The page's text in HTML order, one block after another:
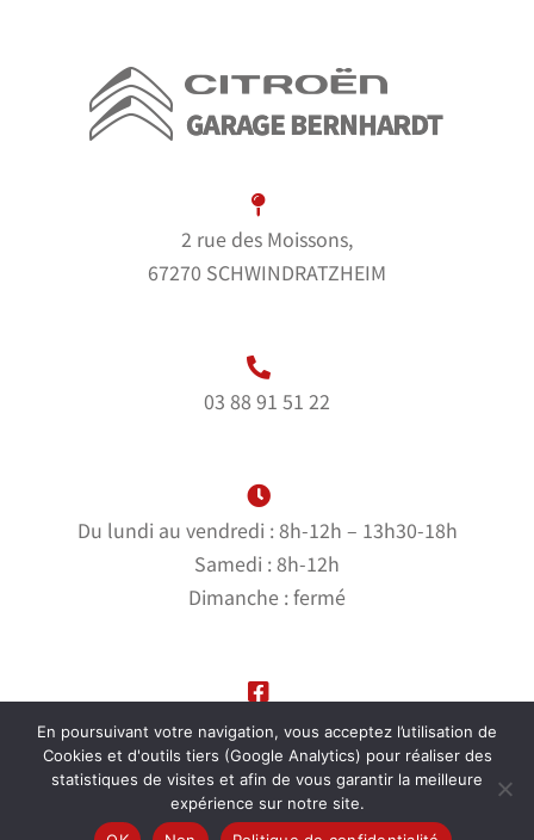
2 rue des Moissons,
67270 SCHWINDRATZHEIM
03 88 91 51 22
Du lundi au vendredi : 8h-12h – 13h30-18h
Samedi : 8h-12h
Dimanche : fermé
Suivez-nous sur notre page Facebook
© Garage Bernhardt |Mentions Légales
En poursuivant votre navigation, vous acceptez l’utilisation de
Cookies et d'outils tiers (Google Analytics) pour réaliser des
statistiques de visites et afin de vous garantir la meilleure
expérience sur notre site.